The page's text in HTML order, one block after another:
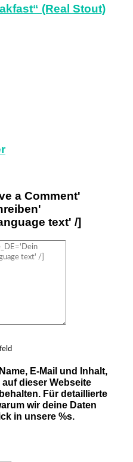
(Real Stout)
a Comment'
text' /]
E-Mail und Inhalt,
dieser Webseite
Für detaillierte
wir deine Daten
in unsere %s.